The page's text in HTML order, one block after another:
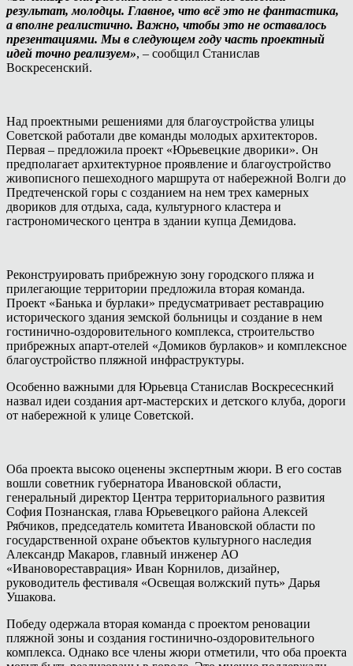
результат, молодцы. Главное, что всё это не фантастика,
а вполне реалистично. Важно, чтобы это не оставалось
презентациями. Мы в следующем году часть проектный
идей точно реализуем», – сообщил Станислав
Воскресенский.
Над проектными решениями для благоустройства улицы
Советской работали две команды молодых архитекторов.
Первая – предложила проект «Юрьевецкие дворики». Он
предполагает архитектурное проявление и благоустройство
живописного пешеходного маршрута от набережной Волги до
Предтеченской горы с созданием на нем трех камерных
двориков для отдыха, сада, культурного кластера и
гастрономического центра в здании купца Демидова.
Реконструировать прибрежную зону городского пляжа и
прилегающие территории предложила вторая команда.
Проект «Банька и бурлаки» предусматривает реставрацию
исторического здания земской больницы и создание в нем
гостинично-оздоровительного комплекса, строительство
прибрежных апарт-отелей «Домиков бурлаков» и комплексное
благоустройство пляжной инфраструктуры.
Особенно важными для Юрьевца Станислав Воскресеснкий
назвал идеи создания арт-мастерских и детского клуба, дороги
от набережной к улице Советской.
Оба проекта высоко оценены экспертным жюри. В его состав
вошли советник губернатора Ивановской области,
генеральный директор Центра территориального развития
София Познанская, глава Юрьевецкого района Алексей
Рябчиков, председатель комитета Ивановской области по
государственной охране объектов культурного наследия
Александр Макаров, главный инженер АО
«Ивановореставрация» Иван Корнилов, дизайнер,
руководитель фестиваля «Освещая волжский путь» Дарья
Ушакова.
Победу одержала вторая команда с проектом реновации
пляжной зоны и создания гостинично-оздоровительного
комплекса. Однако все члены жюри отметили, что оба проекта